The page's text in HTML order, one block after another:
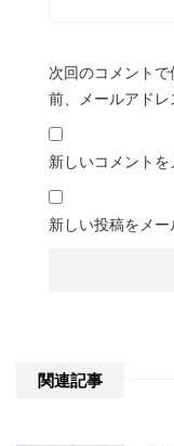
次回のコメント
前、メールアドレ
新しいコメント
新しい投稿をメー
関連記事